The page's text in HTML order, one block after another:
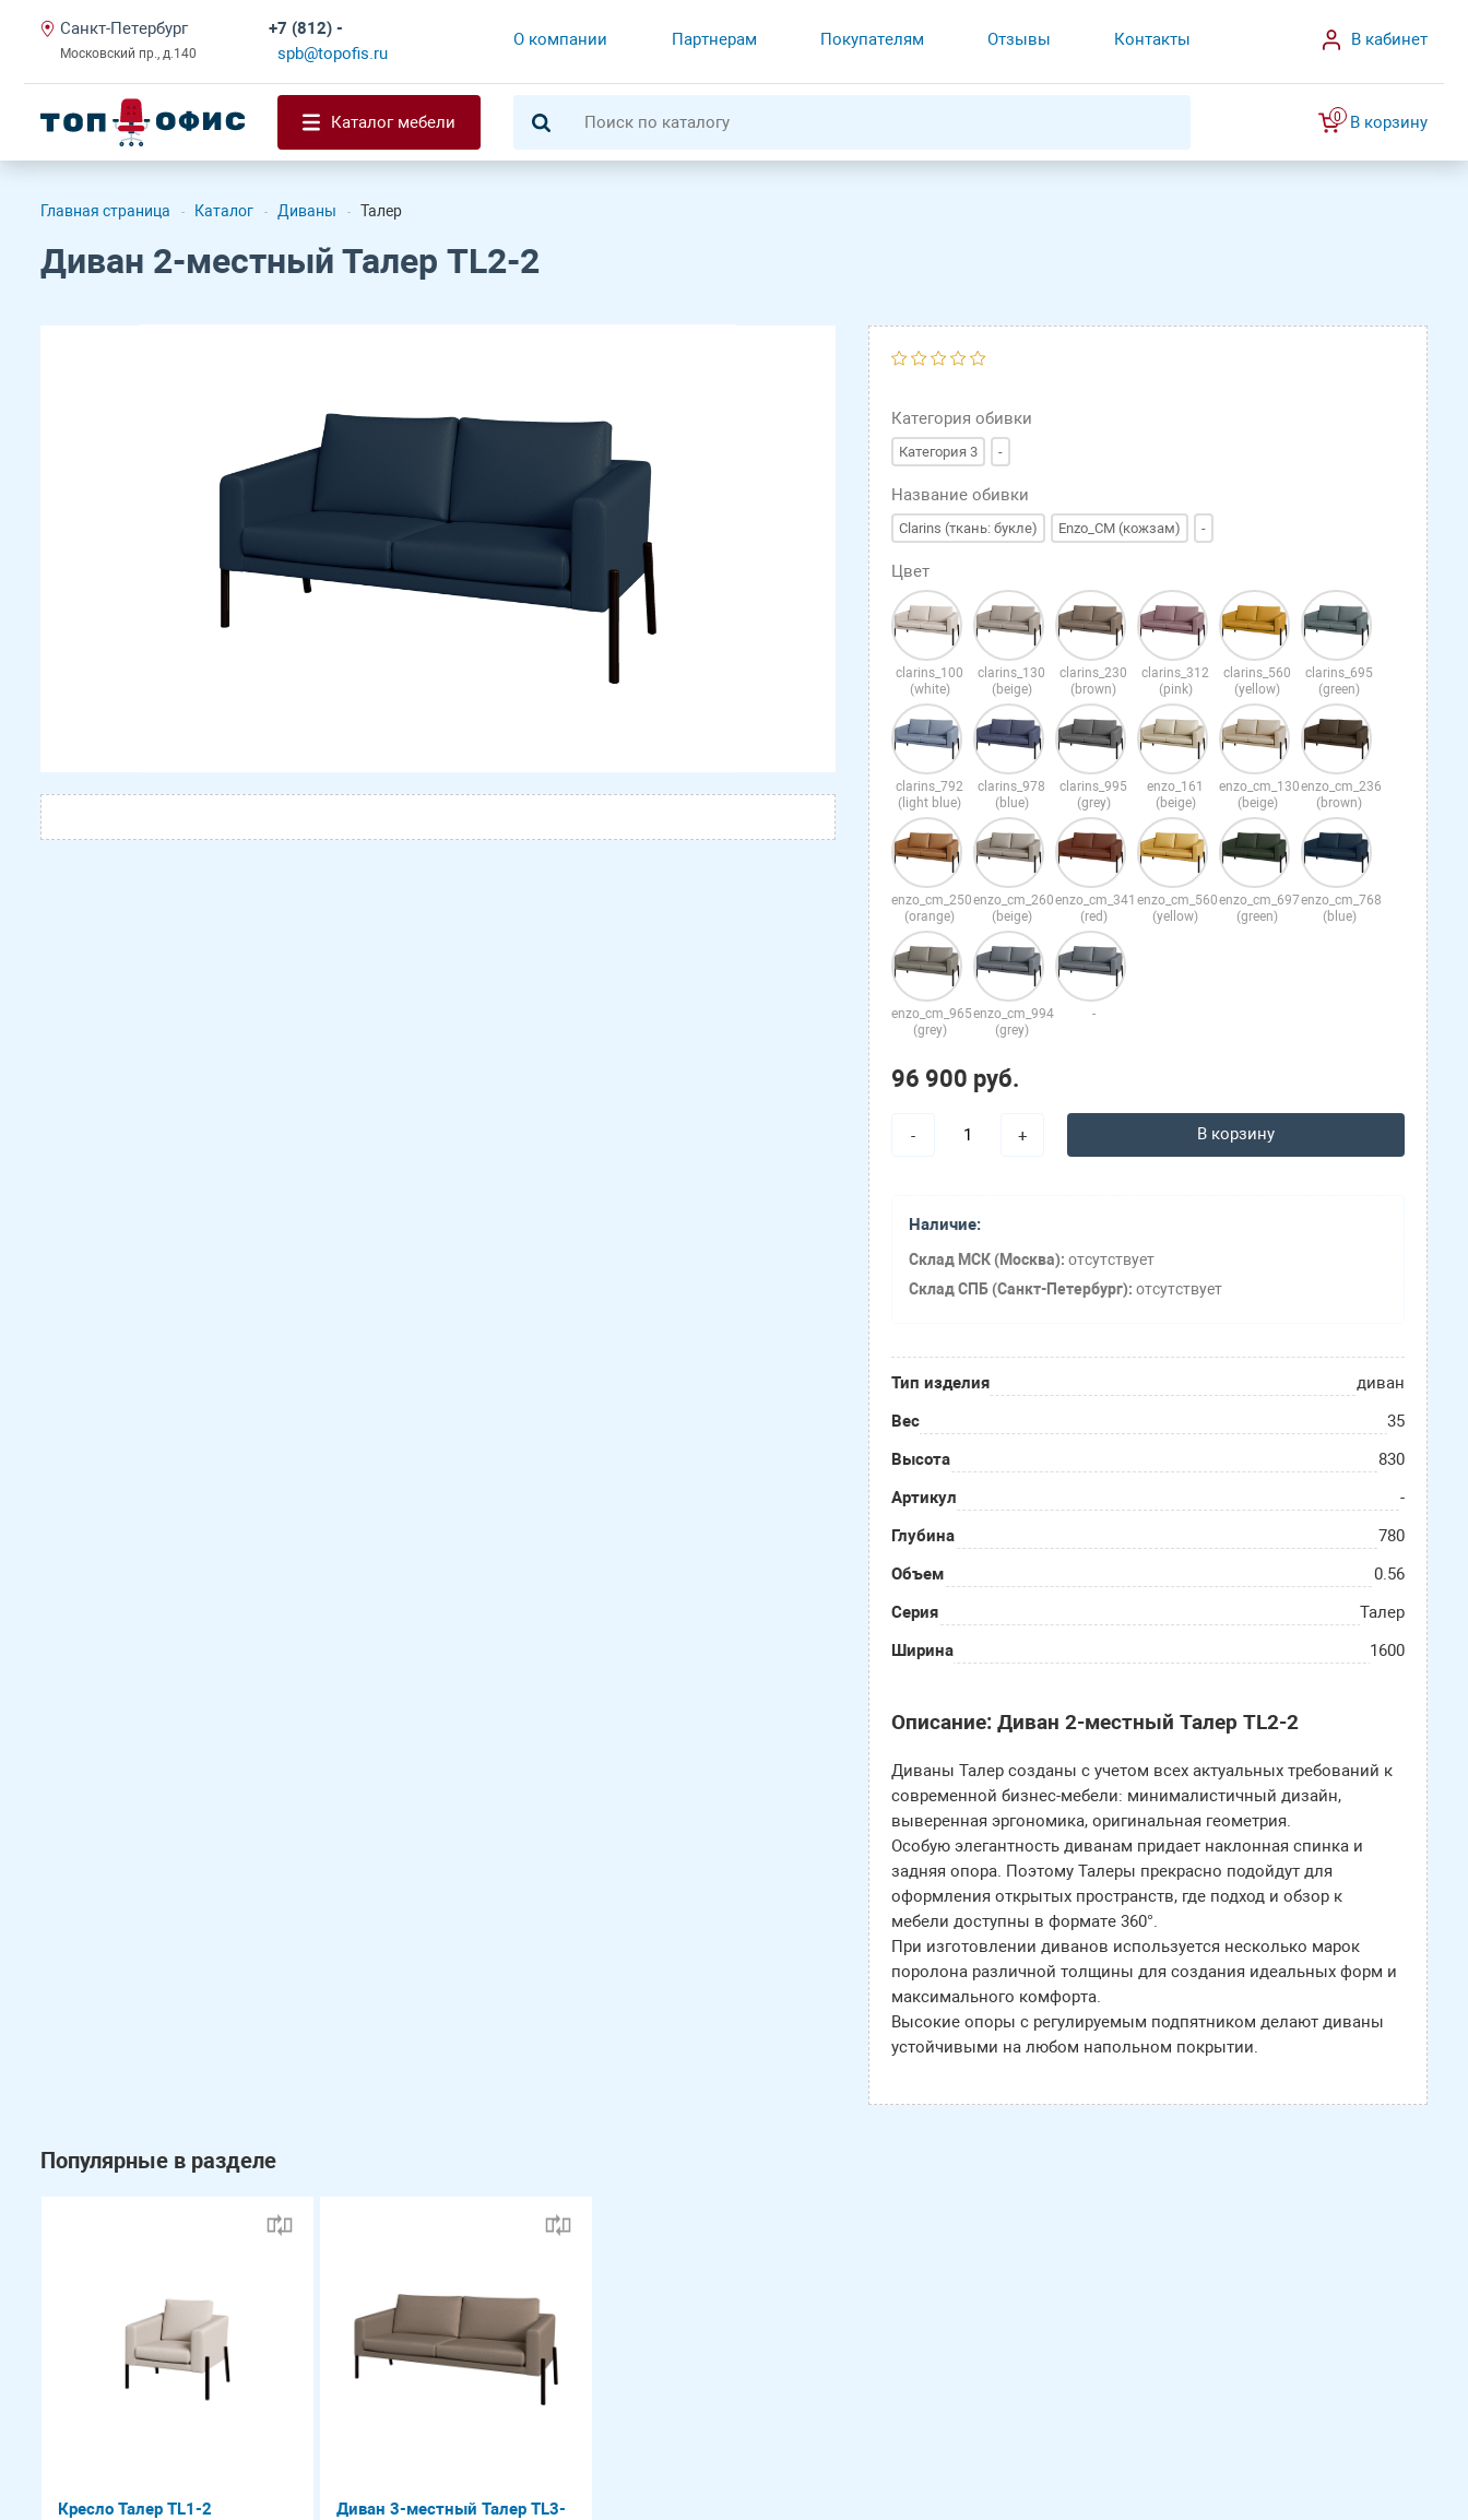
Санкт-Петербург
Московский пр., д.140
+7 (812) -
spb@topofis.ru
О компании Партнерам Покупателям Отзывы Контакты В кабинет
Каталог мебели 0 В корзину
Главная страница - Каталог - Диваны - Талер
Диван 2-местный Талер TL2-2
Категория обивки
Категория 3 -
Название обивки
Clarins (ткань: букле) Enzo_CM (кожзам) -
Цвет
clarins_100
(white)
clarins_130
(beige)
clarins_230
(brown)
clarins_312
(pink)
clarins_560
(yellow)
clarins_695
(green)
clarins_792
(light blue)
clarins_978
(blue)
clarins_995
(grey)
enzo_161
(beige)
enzo_cm_130
(beige)
enzo_cm_236
(brown)
enzo_cm_250
(orange)
enzo_cm_260
(beige)
enzo_cm_341
(red)
enzo_cm_560
(yellow)
enzo_cm_697
(green)
enzo_cm_768
(blue)
enzo_cm_965
(grey)
enzo_cm_994
(grey)
-
96 900 руб.
- + В корзину
Наличие:
Склад МСК (Москва): отсутствует
Склад СПБ (Санкт-Петербург): отсутствует
Тип изделия
диван
Вес
35
Высота
830
Артикул
-
Глубина
780
Объем
0.56
Серия
Талер
Ширина
1600
Описание: Диван 2-местный Талер TL2-2
Диваны Талер созданы с учетом всех актуальных требований к
современной бизнес-мебели: минималистичный дизайн,
выверенная эргономика, оригинальная геометрия.
Особую элегантность диванам придает наклонная спинка и
задняя опора. Поэтому Талеры прекрасно подойдут для
оформления открытых пространств, где подход и обзор к
мебели доступны в формате 360°.
При изготовлении диванов используется несколько марок
поролона различной толщины для создания идеальных форм и
максимального комфорта.
Высокие опоры с регулируемым подпятником делают диваны
устойчивыми на любом напольном покрытии.
Популярные в разделе
Кресло Талер TL1-2
Диван 3-местный Талер TL3-